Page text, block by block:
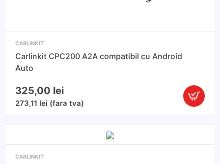
CARLINKIT
Carlinkit CPC200 A2A compatibil cu Android
Auto
325,00 lei
273,11 lei (fara tva)
Cantitate
CARLINKIT